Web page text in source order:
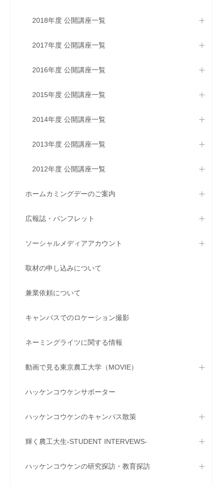
2018年度 公開講座一覧
2017年度 公開講座一覧
2016年度 公開講座一覧
2015年度 公開講座一覧
2014年度 公開講座一覧
2013年度 公開講座一覧
2012年度 公開講座一覧
ホームカミングデーのご案内
広報誌・パンフレット
ソーシャルメディアアカウント
取材の申し込みについて
兼業依頼について
キャンパスでのロケーション撮影
ネーミングライツに関する情報
動画で見る東京農工大学（MOVIE）
ハッケンコウケンサポーター
ハッケンコウケンのキャンパス散策
輝く農工大生-STUDENT INTERVEWS-
ハッケンコウケンの研究探訪・教育探訪